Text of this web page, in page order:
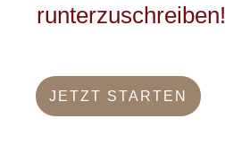
runterzuschreiben!
JETZT STARTEN